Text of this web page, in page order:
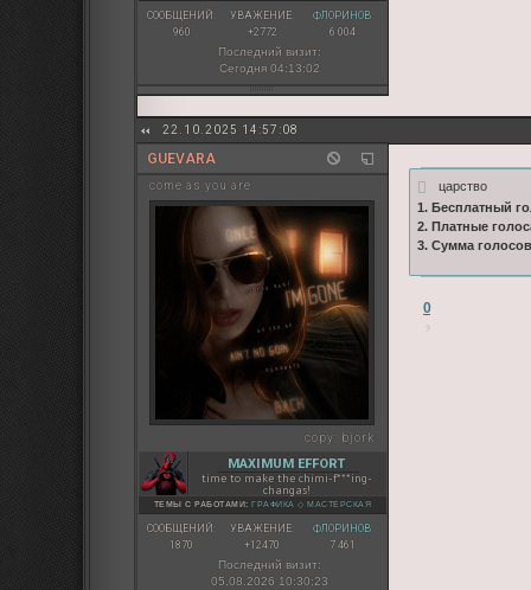
СООБЩЕНИЙ:
960
УВАЖЕНИЕ:
+2772
ФЛОРИНОВ:
6 004
Последний визит:
Сегодня 04:13:02
22.10.2025 14:57:08
GUEVARA
come as you are
copy: bjork
MAXIMUM EFFORT
time to make the chimi-f***ing-
changas!
ТЕМЫ С РАБОТАМИ: ГРАФИКА ◇ МАСТЕРСКАЯ
СООБЩЕНИЙ:
1870
УВАЖЕНИЕ:
+12470
ФЛОРИНОВ:
7 461
Последний визит:
05.08.2026 10:30:23
царство
1. Бесплатный
2. Платные
3. Сумма
0